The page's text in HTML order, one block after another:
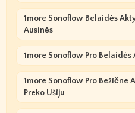
1more Sonoflow Belaidės
Ausinės
1more Sonoflow Pro Belaidės
1more Sonoflow Pro Bežične
Preko Ušiju